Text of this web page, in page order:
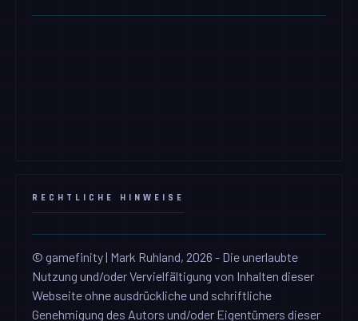
RECHTLICHE HINWEISE
© gamefinity | Mark Ruhland, 2026 - Die unerlaubte
Nutzung und/oder Vervielfältigung von Inhalten dieser
Webseite ohne ausdrückliche und schriftliche
Genehmigung des Autors und/oder Eigentümers dieser